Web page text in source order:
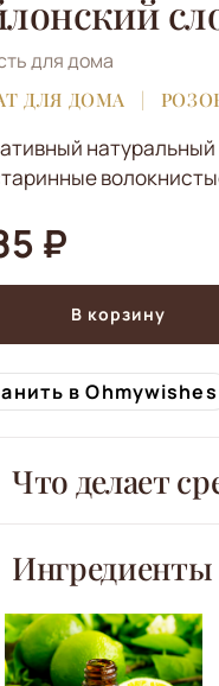
₽
В корзину
в Ohmywishes
для дома
ДЛЯ ДОМА
Что делает
Ингредиенты